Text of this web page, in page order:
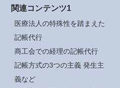
関連コンテンツ1
医療法人の特殊性を踏まえた
記帳代行
商工会での経理の記帳代行
記帳方式の3つの主義 発生主
義など